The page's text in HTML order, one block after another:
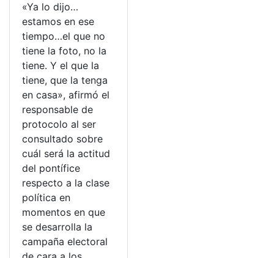
«Ya lo dijo…
estamos en ese
tiempo…el que no
tiene la foto, no la
tiene. Y el que la
tiene, que la tenga
en casa», afirmó el
responsable de
protocolo al ser
consultado sobre
cuál será la actitud
del pontífice
respecto a la clase
política en
momentos en que
se desarrolla la
campaña electoral